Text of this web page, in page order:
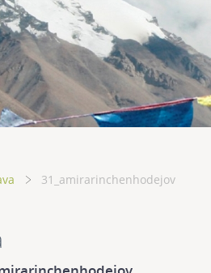
31_amirarinchenhodejov